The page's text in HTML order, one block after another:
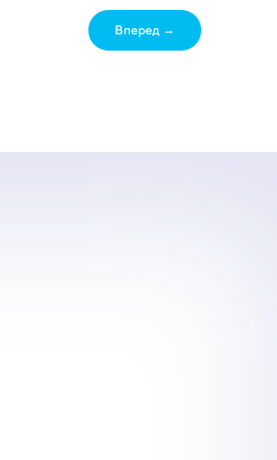
Вперед →